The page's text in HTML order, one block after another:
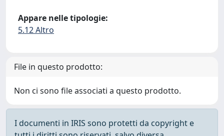
Appare nelle tipologie:
5.12 Altro
File in questo prodotto:
Non ci sono file associati a questo prodotto.
I documenti in IRIS sono protetti da copyright e